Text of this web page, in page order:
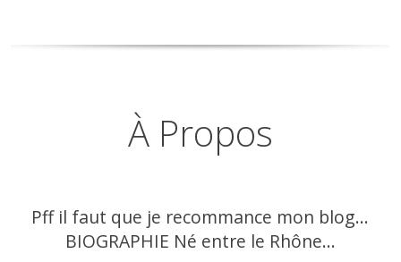
À Propos
Pff il faut que je recommance mon blog…
BIOGRAPHIE Né entre le Rhône...